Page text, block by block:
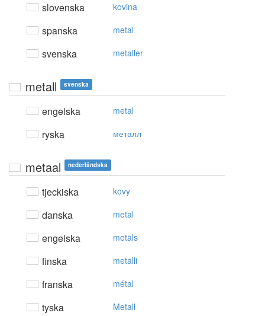
slovenska kovina
spanska metal
svenska metaller
metall svenska
engelska metal
ryska металл
metaal nederländska
tjeckiska kovy
danska metal
engelska metals
finska metalli
franska métal
tyska Metall